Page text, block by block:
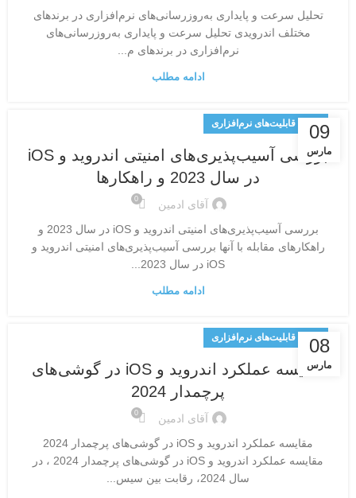
تحلیل سرعت و پایداری به‌روزرسانی‌های نرم‌افزاری در برندهای
مختلف اندرویدی تحلیل سرعت و پایداری به‌روزرسانی‌های
نرم‌افزاری در برندهای م...
ادامه مطلب
09
مارس
تحلیل قابلیت‌های نرم‌افزاری
بررسی آسیب‌پذیری‌های امنیتی اندروید و iOS
در سال 2023 و راهکارها
آقای ادمین 0
بررسی آسیب‌پذیری‌های امنیتی اندروید و iOS در سال 2023 و
راهکارهای مقابله با آنها بررسی آسیب‌پذیری‌های امنیتی اندروید و
iOS در سال 2023...
ادامه مطلب
08
مارس
تحلیل قابلیت‌های نرم‌افزاری
مقایسه عملکرد اندروید و iOS در گوشی‌های
پرچمدار 2024
آقای ادمین 0
مقایسه عملکرد اندروید و iOS در گوشی‌های پرچمدار 2024
مقایسه عملکرد اندروید و iOS در گوشی‌های پرچمدار 2024 ، در
سال 2024، رقابت بین سیس...